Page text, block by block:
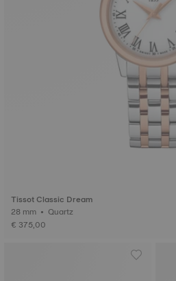
Tissot Classic Dream
28 mm • Quartz
€ 375,00